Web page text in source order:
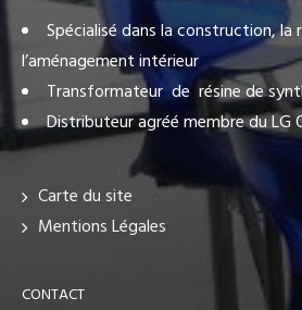
Spécialisé dans la construction,
l’aménagement intérieur
Transformateur de résine de
Distributeur agréé membre du LG
Carte du site
Mentions Légales
CONTACT